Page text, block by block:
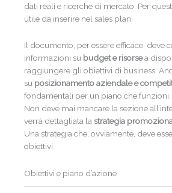
dati reali e ricerche di mercato. Per
utile da inserire nel sales plan.
Il documento, per essere efficace, deve
informazioni su budget e risorsea
raggiungere gli obiettivi di business.
su posizionamento aziendale e
fondamentali per un piano che funzioni.
Non deve mai mancare la sezione
verrà dettagliata lastrategia
Una strategia che, ovviamente, deve
obiettivi.
Obiettivi e piano d’azione